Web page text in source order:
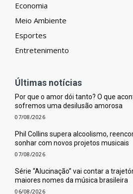
Economia
Meio Ambiente
Esportes
Entretenimento
Últimas notícias
Por que o amor dói tanto? O que
sofremos uma desilusão amorosa
07/08/2026
Phil Collins supera alcoolismo,
sonhar com novos projetos musicais
07/08/2026
Série “Alucinação” vai contar a
maiores nomes da música brasileira
06/08/2026